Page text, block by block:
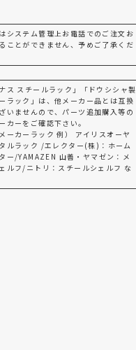
システム管理上お電話でのご注文お
ことができません、予めご了承くだ
ナス スチールラック」「ドウシシャ製
ラック」は、他メーカー品とは互換
いませんので、パーツ追加購入等の
カーをご確認下さい。
ーカーラック 例） アイリスオーヤ
ルラック /エレクター(株)：ホーム
ー/YAMAZEN 山善・ヤマゼン：メ
ルフ/ニトリ：スチールシェルフ な